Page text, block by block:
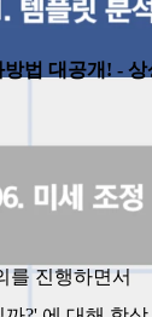
법 대공개! -
를 진행하면서